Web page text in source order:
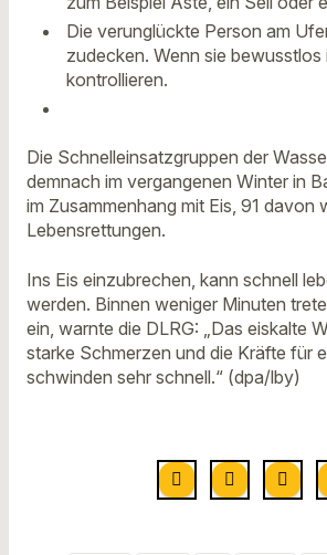
Die verunglückte Person am
zudecken. Wenn sie bewusstlos
kontrollieren.
Die Schnelleinsatzgruppen der
demnach im vergangenen Winter in
im Zusammenhang mit Eis, 91 davon
Lebensrettungen.
Ins Eis einzubrechen, kann schnell
werden. Binnen weniger Minuten
ein, warnte die DLRG: „Das eiskalte
starke Schmerzen und die Kräfte für
schwinden sehr schnell.“ (dpa/lby)